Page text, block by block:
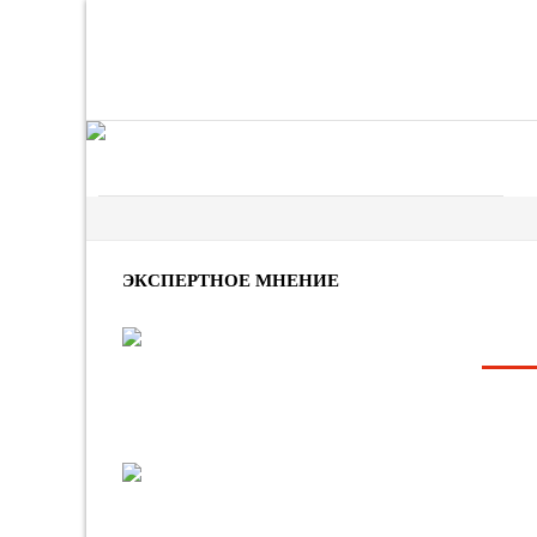
ЭКСПЕРТНОЕ МНЕНИЕ